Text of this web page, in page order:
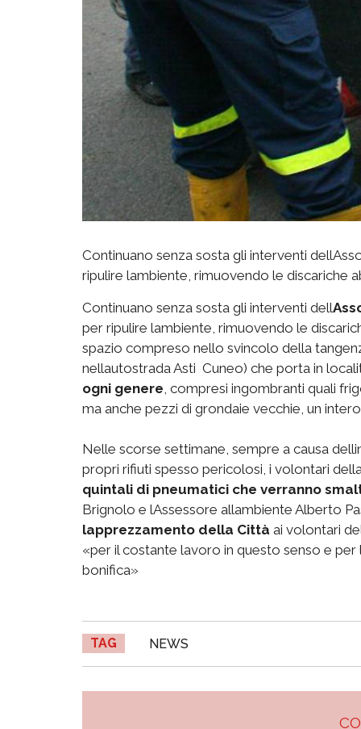
Continuano senza sosta gli interventi
ripulire lambiente, rimuovendo le discariche
Continuano senza sosta gli interventi dell
per ripulire lambiente, rimuovendo le
spazio compreso nello svincolo della
nellautostrada Asti  Cuneo) che porta in
ogni genere , compresi ingombranti quali
ma anche pezzi di grondaie vecchie, un
Nelle scorse settimane, sempre a causa
propri rifiuti spesso pericolosi, i volontari
quintali di pneumatici che verranno
Brignolo e lAssessore allambiente Alberto
lapprezzamento della Città ai volontari
«per il costante lavoro in questo senso e
bonifica»
TAG NEWS